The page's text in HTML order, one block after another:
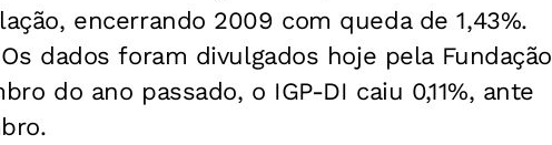
encerrando 2009 com queda de 1,43%.
dados foram divulgados hoje pela Fundação
do ano passado, o IGP-DI caiu 0,11%, ante